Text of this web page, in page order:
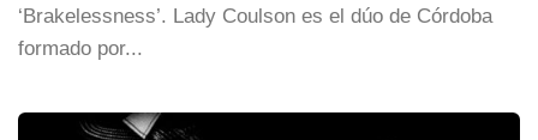
‘Brakelessness’. Lady Coulson es el dúo de Córdoba
formado por...